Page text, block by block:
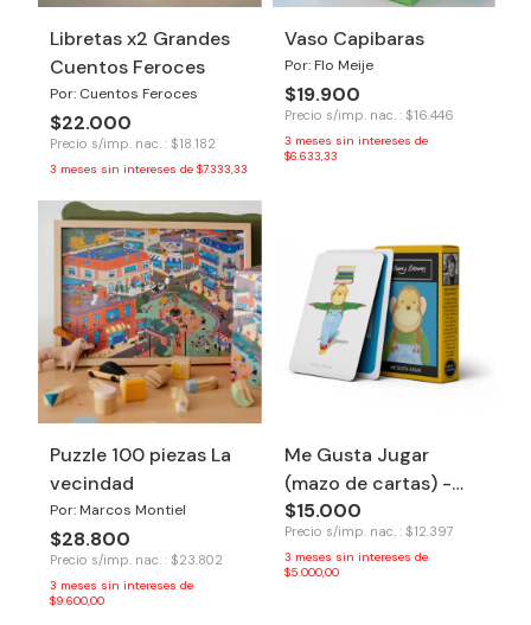
Libretas x2 Grandes
Cuentos Feroces
Por: Cuentos Feroces
$22.000
Precio s/imp. nac. : $18.182
3 meses sin intereses de $7.333,33
Vaso Capibaras
Por: Flo Meije
$19.900
Precio s/imp. nac. : $16.446
3 meses sin intereses de
$6.633,33
Puzzle 100 piezas La
vecindad
Por: Marcos Montiel
$28.800
Precio s/imp. nac. : $23.802
3 meses sin intereses de
$9.600,00
Me Gusta Jugar
(mazo de cartas) -
Tinkuy
$15.000
Precio s/imp. nac. : $12.397
3 meses sin intereses de
$5.000,00